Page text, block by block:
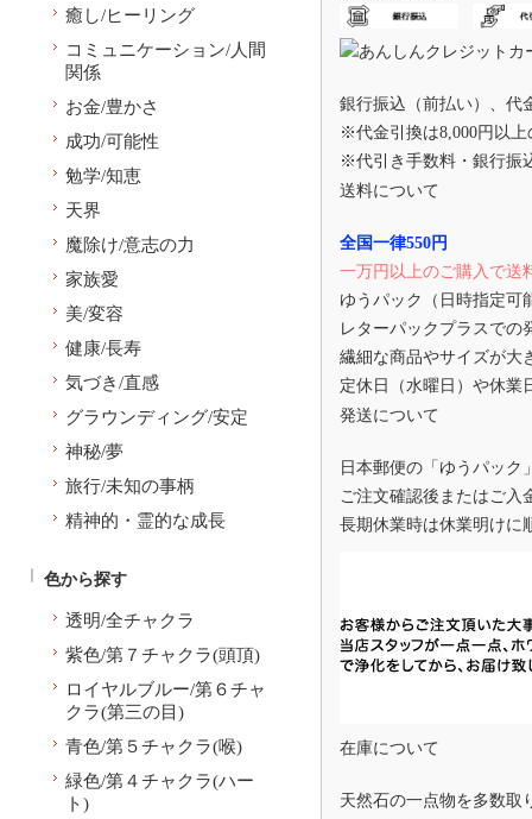
銀行振込（前払い）、代
※代金引換は8,000円以
※代引き手数料・銀行振
送料について
全国一律550円
一万円以上のご購入で送
ゆうパック（日時指定可
レターパックプラスでの
繊細な商品やサイズが大
定休日（水曜日）や休業
発送について
日本郵便の「ゆうパック
ご注文確認後またはご入
長期休業時は休業明けに
在庫について
天然石の一点物を多数取
癒し/ヒーリング
コミュニケーション/人間
関係
お金/豊かさ
成功/可能性
勉学/知恵
天界
魔除け/意志の力
家族愛
美/変容
健康/長寿
気づき/直感
グラウンディング/安定
神秘/夢
旅行/未知の事柄
精神的・霊的な成長
色から探す
透明/全チャクラ
紫色/第７チャクラ(頭頂)
ロイヤルブルー/第６チャ
クラ(第三の目)
青色/第５チャクラ(喉)
緑色/第４チャクラ(ハー
ト)